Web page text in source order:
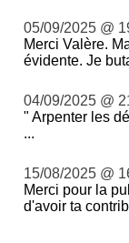
05/09/2025 @
Merci Valère.
évidente. Je
04/09/2025 @
" Arpenter les
...
15/08/2025 @
Merci pour la
d'avoir ta